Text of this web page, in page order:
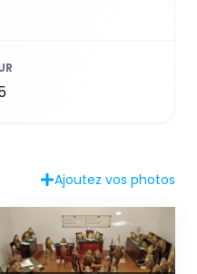
Ajoutez vos photos